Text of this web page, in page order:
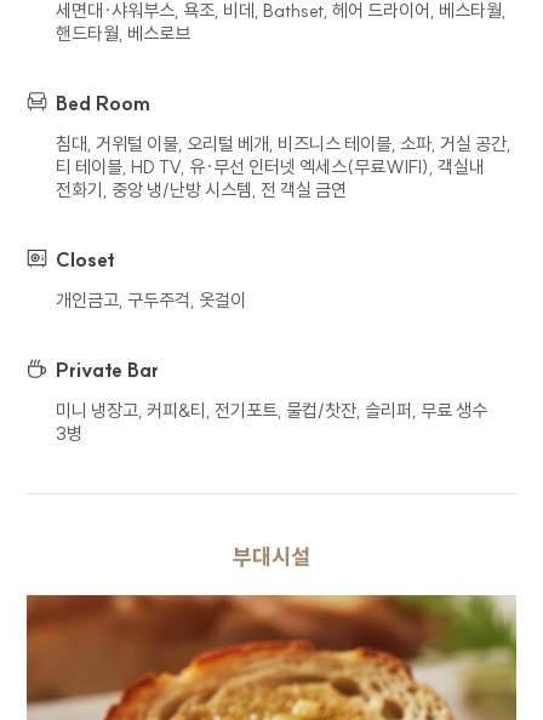
세면대∙샤워부스, 욕조, 비데, Bathset, 헤어 드라이어, 베스타월,
핸드타월, 베스로브
Bed Room
침대, 거위털 이불, 오리털 베개, 비즈니스 테이블, 소파, 거실 공간,
티 테이블, HD TV, 유∙무선 인터넷 엑세스(무료WIFI), 객실내
전화기, 중앙 냉/난방 시스템, 전 객실 금연
Closet
개인금고, 구두주걱, 옷걸이
Private Bar
미니 냉장고, 커피&티, 전기포트, 물컵/찻잔, 슬리퍼, 무료 생수
3병
부대시설
5. 개인정보의 위탁 또는 제3자 제공
타기업이나 기관 등 제3자에게 제공하지
회사는 이용자의 개인정보를 위탁하고 있지
않습니다. 다만 추후 서비스 향상을 위하여
회사는 원칙적으로 개인정보 처리 목적이
달성되어 개인정보 처리가 불필요하다고
인정되는 경우와 이용자가 개인정보의 파기를
서류함으로 옮겨져 내부 방침 및 기타 관련
법령에 따라 지체없이 파기됩니다. 이때 내부
방침에 따라 별도DB 또는 문서로 옮겨진
개인정보는 법률에 의한 경우를 제외하고는
이용되지 않습니다.
이용자의 개인정보는 개인정보의 보유기간이